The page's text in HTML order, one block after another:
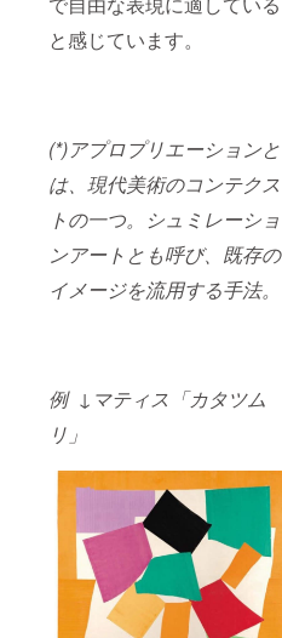
と感じています。
(*)アプロプリエーションと
は、現代美術のコンテクス
トの一つ。シュミレーショ
ンアートとも呼び、既存の
イメージを流用する手法。
例 ↓マティス「カタツム
リ」